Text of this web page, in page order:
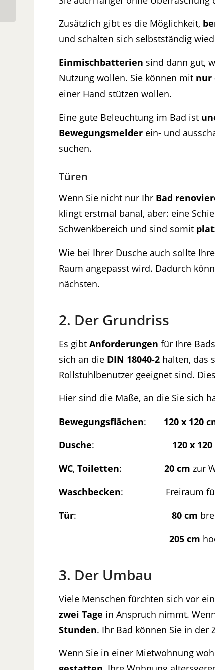
Zusätzlich gibt es die Möglichkeit,
und schalten sich selbstständig
Einmischbatterien sind dann gut,
Nutzung wollen. Sie können mit nur
einer Hand stützen wollen.
Eine gute Beleuchtung im Bad ist
Bewegungsmelder ein- und
suchen.
Türen
Wenn Sie nicht nur Ihr Bad
klingt erstmal banal, aber: eine
Schwenkbereich und sind somit
Wie bei Ihrer Dusche auch sollte
Raum angepasst wird. Dadurch
nächsten.
2. Der Grundriss
Es gibtAnforderungen für Ihre
sich an die DIN 18040-2 halten, das
Rollstuhlbenutzer geeignet sind.
Hier sind die Maße, an die Sie sich
Bewegungsflächen: 120 x 120
Dusche: 120 x
WC,Toiletten:20 cm zur
Waschbecken: Freiraum für
Tür:80 cm
205 cm
3. Der Umbau
Viele Menschen fürchten sich vor
zwei Tage in Anspruch nimmt.
Stunden. Ihr Bad können Sie in der
Wenn Sie in einer Mietwohnung